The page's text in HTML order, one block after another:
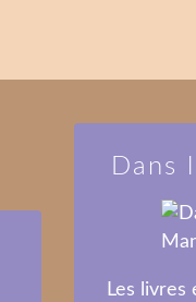
Dans
Les livres